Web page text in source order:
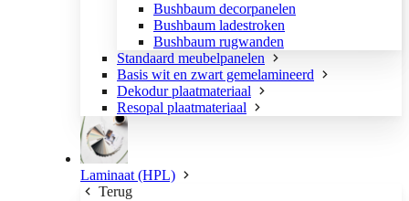
Bushbaum decorpanelen
Bushbaum ladestroken
Bushbaum rugwanden
Standaard meubelpanelen
Basis wit en zwart gemelamineerd
Dekodur plaatmateriaal
Resopal plaatmateriaal
Laminaat (HPL)
Terug